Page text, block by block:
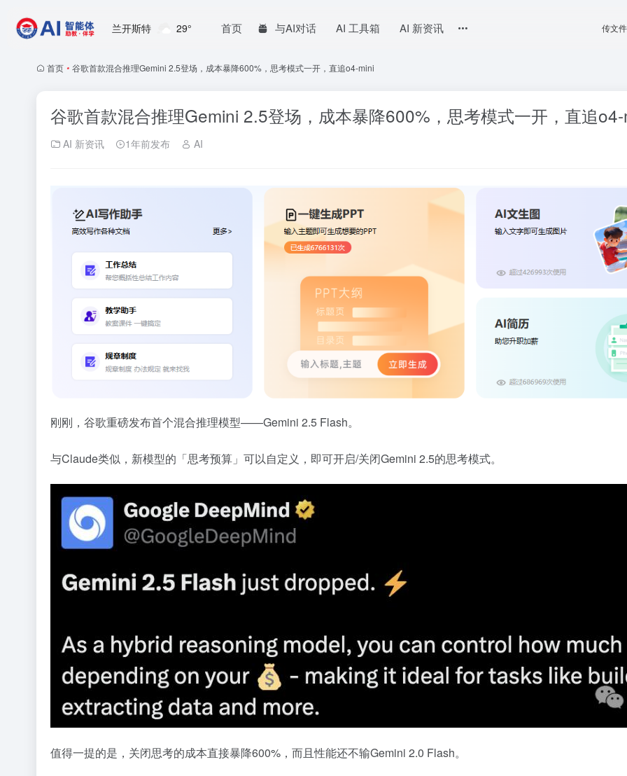
兰开斯特 29° 首页 与AI对话 AI 工具箱 AI 新资讯 传文件
首页 • 谷歌首款混合推理Gemini 2.5登场，成本暴降600%，思考模式一开，直追o4-mini
谷歌首款混合推理Gemini 2.5登场，成本暴降600%，思考模式一开，直追
AI 新资讯 1年前发布 AI
刚刚，谷歌重磅发布首个混合推理模型——Gemini 2.5 Flash。
与Claude类似，新模型的「思考预算」可以自定义，即可开启/关闭Gemini 2.5的思考模式。
值得一提的是，关闭思考的成本直接暴降600%，而且性能还不输Gemini 2.0 Flash。